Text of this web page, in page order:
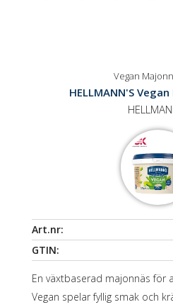
Vegan
HELLMANN'S
Art.nr:
GTIN:
En växtbaserad majonnäs för
Vegan spelar fyllig smak och